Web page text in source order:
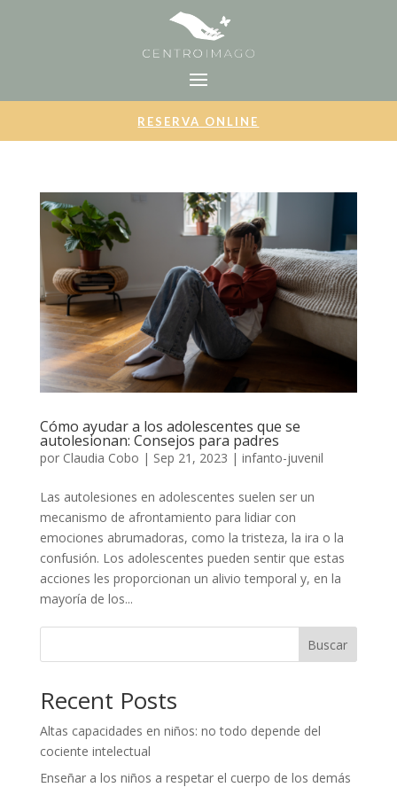
RESERVA ONLINE
Cómo ayudar a los adolescentes que se
autolesionan: Consejos para padres
por Claudia Cobo | Sep 21, 2023 | infanto-juvenil
Las autolesiones en adolescentes suelen ser un
mecanismo de afrontamiento para lidiar con
emociones abrumadoras, como la tristeza, la ira o la
confusión. Los adolescentes pueden sentir que estas
acciones les proporcionan un alivio temporal y, en la
mayoría de los...
Buscar
Recent Posts
Altas capacidades en niños: no todo depende del
cociente intelectual
Enseñar a los niños a respetar el cuerpo de los demás